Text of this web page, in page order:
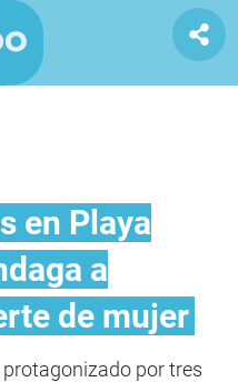
en Playa
a
de mujer
por tres